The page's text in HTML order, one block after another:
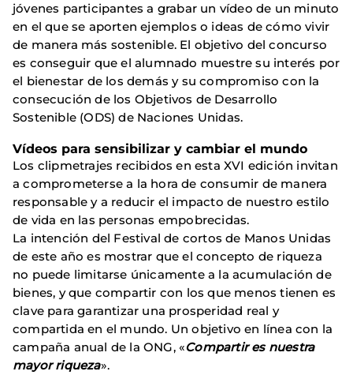
jóvenes participantes a grabar un vídeo de un minuto
en el que se aporten ejemplos o ideas de cómo vivir
de manera más sostenible. El objetivo del concurso
es conseguir que el alumnado muestre su interés por
el bienestar de los demás y su compromiso con la
consecución de los Objetivos de Desarrollo
Sostenible (ODS) de Naciones Unidas.
Vídeos para sensibilizar y cambiar el mundo
Los clipmetrajes recibidos en esta XVI edición invitan
a comprometerse a la hora de consumir de manera
responsable y a reducir el impacto de nuestro estilo
de vida en las personas empobrecidas.
La intención del Festival de cortos de Manos Unidas
de este año es mostrar que el concepto de riqueza
no puede limitarse únicamente a la acumulación de
bienes, y que compartir con los que menos tienen es
clave para garantizar una prosperidad real y
compartida en el mundo. Un objetivo en línea con la
campaña anual de la ONG, «Compartir es nuestra
mayor riqueza».